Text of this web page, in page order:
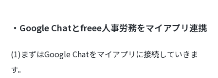
・Google Chatとfreee人事労務をマイアプリ連携
(1)まずはGoogle Chatをマイアプリに接続していきま
す。